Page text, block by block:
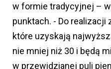
w formie tradycyjnej –
punktach. - Do realizacji
które uzyskają
nie mniej niż 30 i będą
w przewidzianej puli